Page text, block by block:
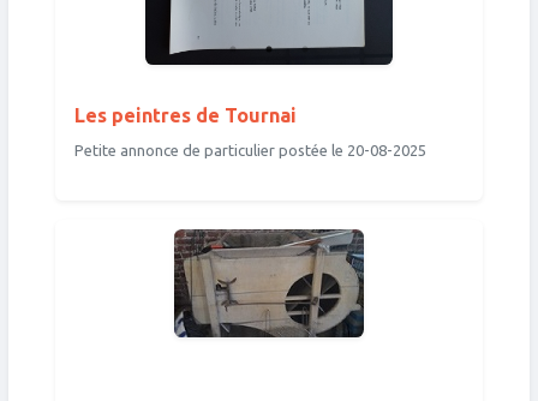
Les peintres de Tournai
Petite annonce de particulier postée le 20-08-2025